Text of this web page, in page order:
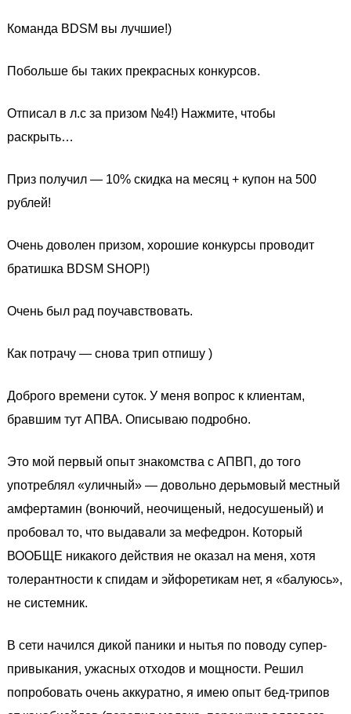
Команда BDSM вы лучшие!)
Побольше бы таких прекрасных конкурсов.
Отписал в л.с за призом №4!) Нажмите, чтобы
раскрыть…
Приз получил — 10% скидка на месяц + купон на 500
рублей!
Очень доволен призом, хорошие конкурсы проводит
братишка BDSM SHOP!)
Очень был рад поучавствовать.
Как потрачу — снова трип отпишу )
Доброго времени суток. У меня вопрос к клиентам,
бравшим тут АПВА. Описываю подробно.
Это мой первый опыт знакомства с АПВП, до того
употреблял «уличный» — довольно дерьмовый местный
амфертамин (вонючий, неочищеный, недосушеный) и
пробовал то, что выдавали за мефедрон. Который
ВООБЩЕ никакого действия не оказал на меня, хотя
толерантности к спидам и эйфоретикам нет, я «балуюсь»,
не системник.
В сети начился дикой паники и нытья по поводу супер-
привыкания, ужасных отходов и мощности. Решил
попробовать очень аккуратно, я имею опыт бед-трипов